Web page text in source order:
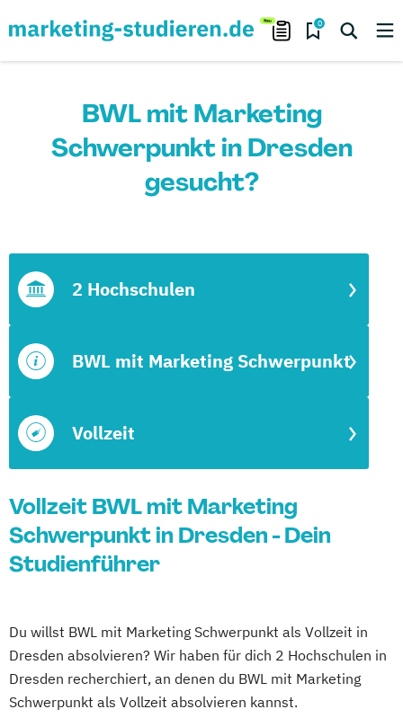
0
BWL mit Marketing
Schwerpunkt in Dresden
gesucht?
Vollzeit
BWL mit Marketing Schwerpunkt
2 Hochschulen
Vollzeit BWL mit Marketing
Schwerpunkt in Dresden - Dein
Studienführer
Du willst BWL mit Marketing Schwerpunkt als Vollzeit in
Dresden absolvieren? Wir haben für dich 2 Hochschulen in
Dresden recherchiert, an denen du BWL mit Marketing
Schwerpunkt als Vollzeit absolvieren kannst.